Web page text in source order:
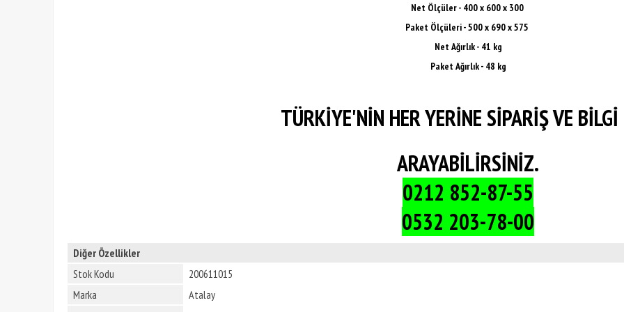
Net Ölçüler - 400 x 600 x 300
Paket Ölçüleri -500 x 690 x 575
Net Ağırlık - 41 kg
Paket Ağırlık - 48 kg
TÜRKİYE'NİN HER YERİNE SİPARİŞ VE
ARAYABİLİRSİNİZ.
0212 852-87-55
0532 203-78-00
Diğer Özellikler
Stok Kodu
200611015
Marka
Atalay